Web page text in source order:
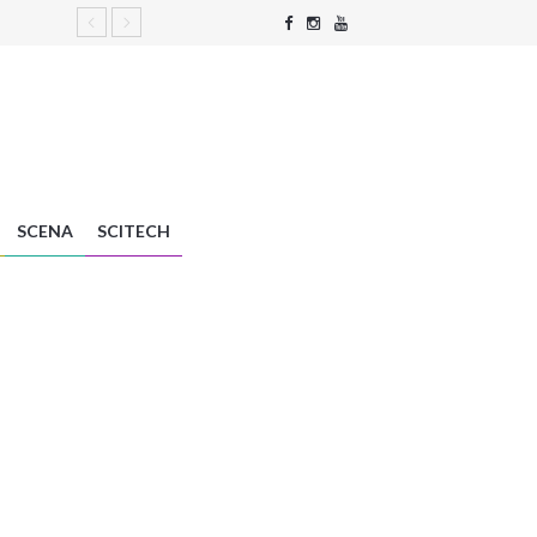
SCENA SCITECH